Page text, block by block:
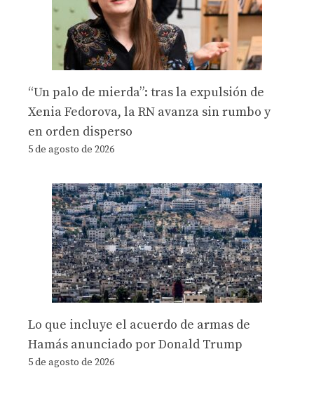
“Un palo de mierda”: tras la expulsión de
Xenia Fedorova, la RN avanza sin rumbo y
en orden disperso
5 de agosto de 2026
Lo que incluye el acuerdo de armas de
Hamás anunciado por Donald Trump
5 de agosto de 2026